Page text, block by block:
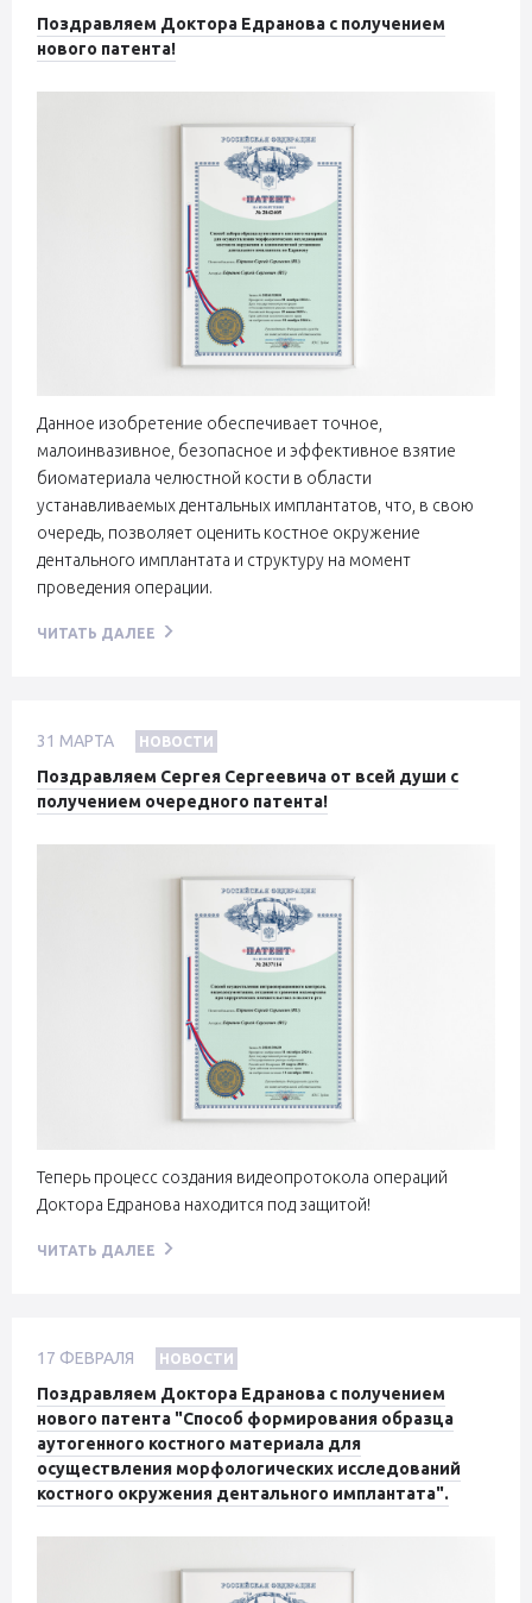
Поздравляем Доктора Едранова с получением
нового патента!
Данное изобретение обеспечивает точное,
малоинвазивное, безопасное и эффективное взятие
биоматериала челюстной кости в области
устанавливаемых дентальных имплантатов, что, в свою
очередь, позволяет оценить костное окружение
дентального имплантата и структуру на момент
проведения операции.
ЧИТАТЬ ДАЛЕЕ
31 МАРТА НОВОСТИ
Поздравляем Сергея Сергеевича от всей души с
получением очередного патента!
Теперь процесс создания видеопротокола операций
Доктора Едранова находится под защитой!
ЧИТАТЬ ДАЛЕЕ
17 ФЕВРАЛЯ НОВОСТИ
Поздравляем Доктора Едранова с получением
нового патента "Способ формирования образца
аутогенного костного материала для
осуществления морфологических исследований
костного окружения дентального имплантата".